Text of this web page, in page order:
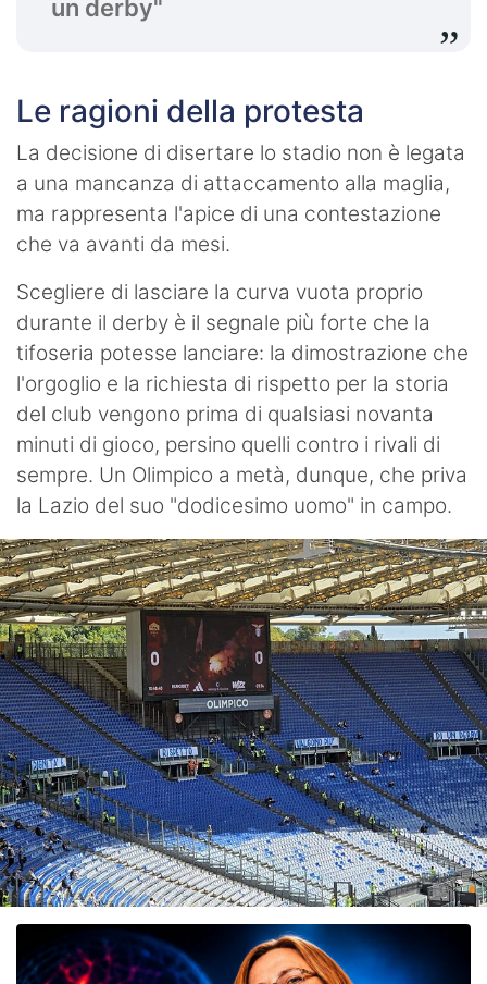
un derby"
Le ragioni della protesta
La decisione di disertare lo stadio non è legata
a una mancanza di attaccamento alla maglia,
ma rappresenta l'apice di una contestazione
che va avanti da mesi.
Scegliere di lasciare la curva vuota proprio
durante il derby è il segnale più forte che la
tifoseria potesse lanciare: la dimostrazione che
l'orgoglio e la richiesta di rispetto per la storia
del club vengono prima di qualsiasi novanta
minuti di gioco, persino quelli contro i rivali di
sempre. Un Olimpico a metà, dunque, che priva
la Lazio del suo "dodicesimo uomo" in campo.